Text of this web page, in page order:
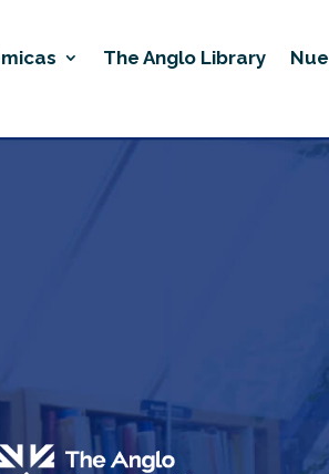
The Anglo Library